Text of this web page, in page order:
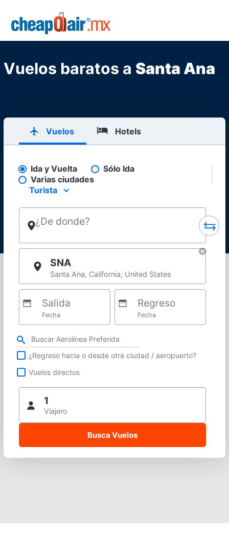
Skip to main content
Vuelos baratos a Santa Ana
Vuelos Hotels
Pick your flight type
Ida y Vuelta
Sólo Ida
Varias ciudades
Select your preferred seating class.
Turista
¿De donde?
SNA
Santa Ana, California, United States
Salida
Fecha
Regreso
Fecha
Refina tu búsqueda por aerolínea, ciudad o aeropuerto o vuelos directos
¿Regreso hacia o desde otra ciudad / aeropuerto?
Vuelos directos
1
Viajero